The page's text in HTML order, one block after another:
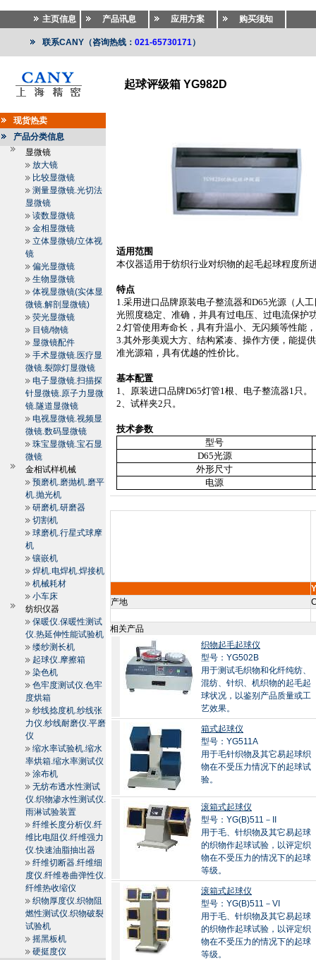
主页信息 产品讯息 应用方案 购买须知
联系CANY（咨询热线： 021-65730171）
起球评级箱 YG982D
现货热卖
产品分类信息
显微镜
放大镜
比较显微镜
测量显微镜.光切法
显微镜
读数显微镜
金相显微镜
立体显微镜/立体视
镜
偏光显微镜
生物显微镜
体视显微镜(实体显
微镜.解剖显微镜)
荧光显微镜
目镜/物镜
显微镜配件
手术显微镜.医疗显
微镜.裂隙灯显微镜
电子显微镜.扫描探
针显微镜.原子力显微
镜.隧道显微镜
电视显微镜.视频显
微镜.数码显微镜
珠宝显微镜.宝石显
微镜
金相试样机械
预磨机.磨抛机.磨平
机.抛光机
研磨机.研磨器
切割机
球磨机.行星式球摩
机
镶嵌机
焊机.电焊机.焊接机
机械耗材
小车床
纺织仪器
保暖仪.保暖性测试
仪.热延伸性能试验机
缕纱测长机
起球仪.摩擦箱
染色机
色牢度测试仪.色牢
度烘箱
纱线捻度机.纱线张
力仪.纱线耐磨仪.平磨
仪
缩水率试验机.缩水
率烘箱.缩水率测试仪
涂布机
无纺布透水性测试
仪.织物渗水性测试仪.
雨淋试验装置
纤维长度分析仪.纤
维比电阻仪.纤维强力
仪.快速油脂抽出器
纤维切断器.纤维细
度仪.纤维卷曲弹性仪.
纤维热收缩仪
织物厚度仪.织物阻
燃性测试仪.织物破裂
试验机
摇黑板机
硬挺度仪
适用范围
本仪器适用于纺织行业对织物的起毛起球程度所
特点
1.采用进口品牌原装电子整流器和D65光源（人
光照度稳定、准确，并具有过电压、过电流保护
2.灯管使用寿命长，具有升温小、无闪频等性能
3.其外形美观大方、结构紧凑、操作方便，能提
准光源箱，具有优越的性价比。
基本配置
1、原装进口品牌D65灯管1根、电子整流器1只。
2、试样夹2只。
技术参数
型号
D65光源
外形尺寸
电源
产地
相关产品
织物起毛起球仪
型号：YG502B
用于测试毛织物和化纤纯纺、
混纺、针织、机织物的起毛起
球状况，以鉴别产品质量或工
艺效果。
箱式起球仪
型号：YG511A
用于毛针织物及其它易起球织
物在不受压力情况下的起球试
验。
滚箱式起球仪
型号：YG(B)511－II
用于毛、针织物及其它易起球
的织物作起球试验，以评定织
物在不受压力的情况下的起球
等级。
滚箱式起球仪
型号：YG(B)511－VI
用于毛、针织物及其它易起球
的织物作起球试验，以评定织
物在不受压力的情况下的起球
等级。